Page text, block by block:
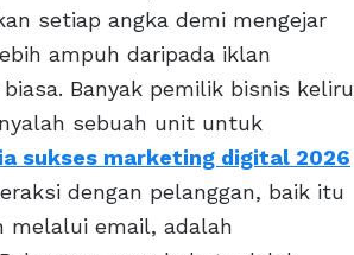
setiap angka demi mengejar
ampuh daripada iklan
Banyak pemilik bisnis keliru
sebuah unit untuk
sukses marketing digital 2026
dengan pelanggan, baik itu
melalui email, adalah